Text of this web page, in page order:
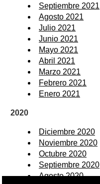
Septiembre 2021
Agosto 2021
Julio 2021
Junio 2021
Mayo 2021
Abril 2021
Marzo 2021
Febrero 2021
Enero 2021
2020
Diciembre 2020
Noviembre 2020
Octubre 2020
Septiembre 2020
Agosto 2020